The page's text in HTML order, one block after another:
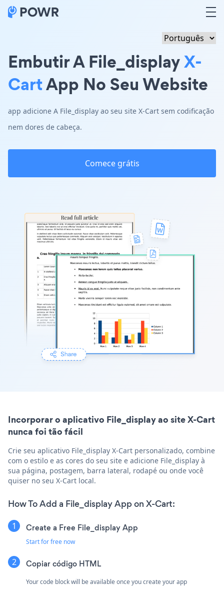
Embutir A File_displayX-
CartApp No Seu Website
app adicione A File_display ao seu site X-Cart sem codificação
nem dores de cabeça.
Comece grátis
Incorporar o aplicativo File_display ao site X-Cart
nunca foi tão fácil
Crie seu aplicativo File_display X-Cart personalizado, combine
com o estilo e as cores do seu site e adicione File_display à
sua página, postagem, barra lateral, rodapé ou onde você
quiser no seu X-Cart local.
How To Add a File_display App on X-Cart:
Create a Free File_display App
Start for free now
Copiar código HTML
Your code block will be available once you create your app